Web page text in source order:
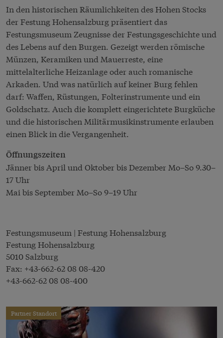
In den historischen Räumlichkeiten des Hohen Stocks
der Festung Hohensalzburg präsentiert das
Festungsmuseum Zeugnisse der Festungsgeschichte und
des Lebens auf den Burgen. Gezeigt werden römische
Münzen, Keramiken und Mauerreste, eine
mittelalterliche Heizanlage oder auch romanische
Arkaden. Und was natürlich auf keiner Burg fehlen
darf: Waffen, Rüstungen, Folterinstrumente und ein
Goldschatz. Auch die komplett eingerichtete Burgküche
und die historischen Militärmusikinstrumente erlauben
einen Blick in die Vergangenheit.
Öffnungszeiten
Jänner bis April und Oktober bis Dezember Mo–So 9.30–
17 Uhr
Mai bis September Mo–So 9–19 Uhr
Festungsmuseum | Festung Hohensalzburg
Festung Hohensalzburg
5010 Salzburg
Fax: +43-662-62 08 08-420
+43-662-62 08 08-400
Partner Standort